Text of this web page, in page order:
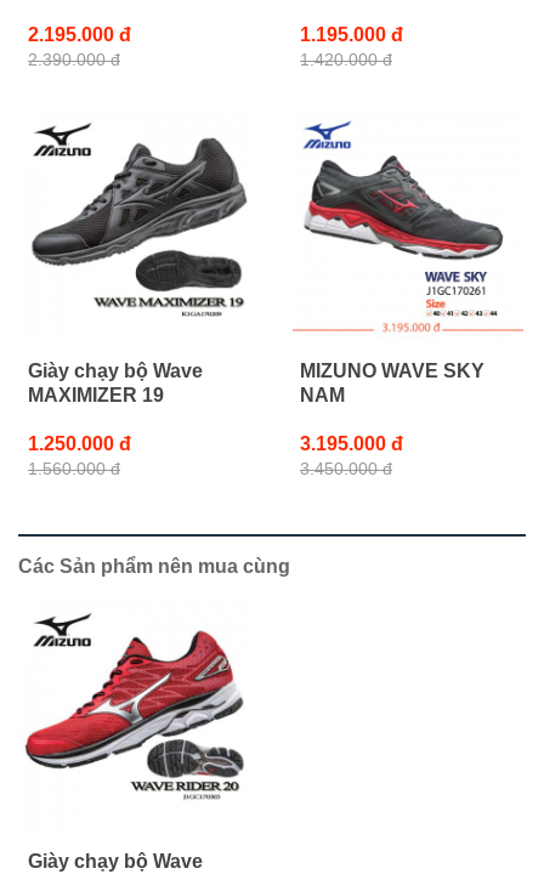
2.195.000 đ
2.390.000 đ
1.195.000 đ
1.420.000 đ
Giày chạy bộ Wave
MAXIMIZER 19
1.250.000 đ
1.560.000 đ
MIZUNO WAVE SKY
NAM
3.195.000 đ
3.450.000 đ
Các Sản phẩm nên mua cùng
Giày chạy bộ Wave